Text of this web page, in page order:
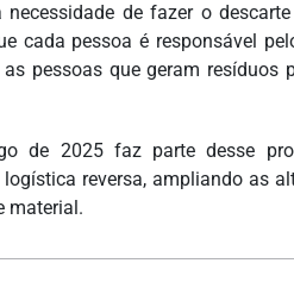
de fazer o
cada pessoa é responsável
pessoas que geram resíduos
de 2025 faz parte desse
reversa, ampliando as
material.